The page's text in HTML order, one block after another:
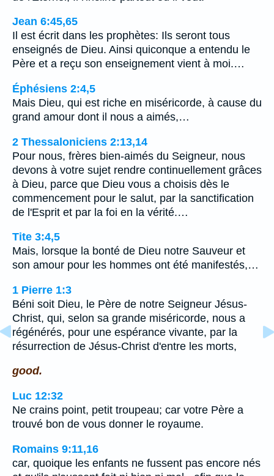
Jean 6:45,65
Il est écrit dans les prophètes: Ils seront tous
enseignés de Dieu. Ainsi quiconque a entendu le
Père et a reçu son enseignement vient à moi.…
Éphésiens 2:4,5
Mais Dieu, qui est riche en miséricorde, à cause du
grand amour dont il nous a aimés,…
2 Thessaloniciens 2:13,14
Pour nous, frères bien-aimés du Seigneur, nous
devons à votre sujet rendre continuellement grâces
à Dieu, parce que Dieu vous a choisis dès le
commencement pour le salut, par la sanctification
de l'Esprit et par la foi en la vérité.…
Tite 3:4,5
Mais, lorsque la bonté de Dieu notre Sauveur et
son amour pour les hommes ont été manifestés,…
1 Pierre 1:3
Béni soit Dieu, le Père de notre Seigneur Jésus-
Christ, qui, selon sa grande miséricorde, nous a
régénérés, pour une espérance vivante, par la
résurrection de Jésus-Christ d'entre les morts,
good.
Luc 12:32
Ne crains point, petit troupeau; car votre Père a
trouvé bon de vous donner le royaume.
Romains 9:11,16
car, quoique les enfants ne fussent pas encore nés